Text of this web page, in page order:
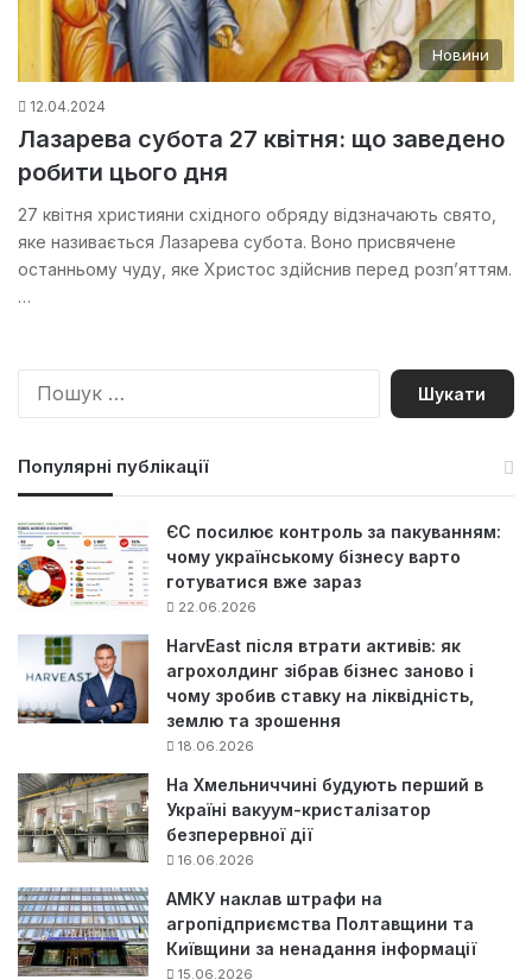
Новини
12.04.2024
Лазарева субота 27 квітня: що заведено
робити цього дня
27 квітня християни східного обряду відзначають свято,
яке називається Лазарева субота. Воно присвячене
останньому чуду, яке Христос здійснив перед розп’яттям.
…
П
Популярні публікації
ЄС посилює контроль за пакуванням:
чому українському бізнесу варто
готуватися вже зараз
22.06.2026
HarvEast після втрати активів: як
агрохолдинг зібрав бізнес заново і
чому зробив ставку на ліквідність,
землю та зрошення
18.06.2026
На Хмельниччині будують перший в
Україні вакуум-кристалізатор
безперервної дії
16.06.2026
АМКУ наклав штрафи на
агропідприємства Полтавщини та
Київщини за ненадання інформації
15.06.2026